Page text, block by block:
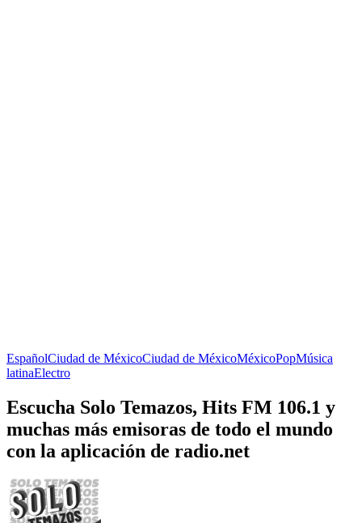
EspañolCiudad de MéxicoCiudad de MéxicoMéxicoPopMúsica
latinaElectro
Escucha Solo Temazos, Hits FM 106.1 y
muchas más emisoras de todo el mundo
con la aplicación de radio.net